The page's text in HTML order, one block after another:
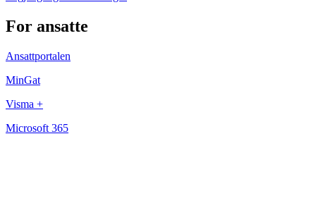
For ansatte
Ansattportalen
MinGat
Visma +
Microsoft 365